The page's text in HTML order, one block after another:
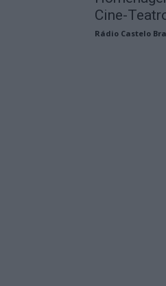
Cine-
Rádio Castelo